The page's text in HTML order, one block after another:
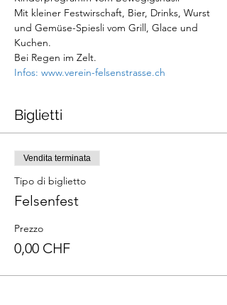
Mit kleiner Festwirschaft, Bier, Drinks, Wurst
und Gemüse-Spiesli vom Grill, Glace und
Kuchen.
Bei Regen im Zelt.
Infos: www.verein-felsenstrasse.ch
Biglietti
Vendita terminata
Tipo di biglietto
Felsenfest
Prezzo
0,00 CHF